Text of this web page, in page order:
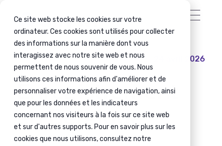
Ce site web stocke les cookies sur votre
ordinateur. Ces cookies sont utilisés pour collecter
des informations sur la manière dont vous
interagissez avec notre site web et nous
permettent de nous souvenir de vous. Nous
utilisons ces informations afin d'améliorer et de
personnaliser votre expérience de navigation, ainsi
que pour les données et les indicateurs
concernant nos visiteurs à la fois sur ce site web
et sur d'autres supports. Pour en savoir plus sur les
cookies que nous utilisons, consultez notre
Immigration 24 avril 2026
Enregistrement
en Belgique